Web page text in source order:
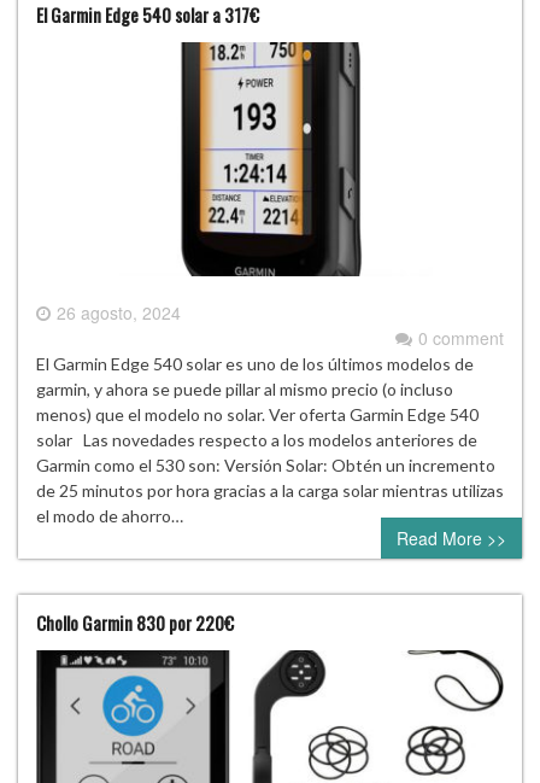
El Garmin Edge 540 solar a 317€
26 agosto, 2024
0 comment
El Garmin Edge 540 solar es uno de los últimos modelos de
garmin, y ahora se puede pillar al mismo precio (o incluso
menos) que el modelo no solar. Ver oferta Garmin Edge 540
solar Las novedades respecto a los modelos anteriores de
Garmin como el 530 son: Versión Solar: Obtén un incremento
de 25 minutos por hora gracias a la carga solar mientras utilizas
el modo de ahorro…
Read More >>
Chollo Garmin 830 por 220€